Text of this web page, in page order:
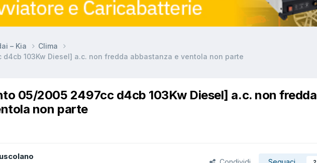
– Kia
Clima
d4cb 103Kw Diesel] a.c. non fredda abbastanza e ventola non parte
05/2005 2497cc d4cb 103Kw Diesel] a.c. non fredda
non parte